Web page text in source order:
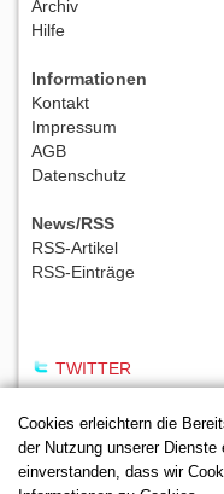
Cookies erleichtern die
der Nutzung unserer
einverstanden, dass wir
Archiv
Hilfe
Informationen
Kontakt
Impressum
AGB
Datenschutz
News/RSS
RSS-Artikel
RSS-Einträge
TWITTER